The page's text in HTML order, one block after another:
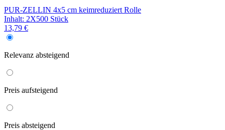
PUR-ZELLIN 4x5 cm keimreduziert Rolle
Inhalt: 2X500 Stück
13,79 €
Relevanz absteigend
Preis aufsteigend
Preis absteigend